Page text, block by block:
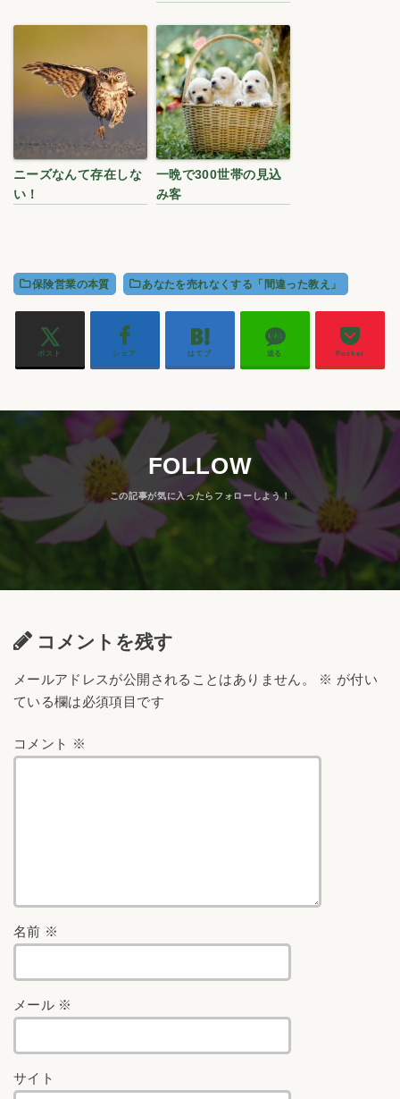
ニーズなんて存在しな
い！
一晩で300世帯の見込
み客
保険営業の本質 あなたを売れなくする「間違った教え」
ポスト シェア はてブ 送る Pocket
FOLLOW
コメントを残す
メールアドレスが公開されることはありません。 ※ が付い
ている欄は必須項目です
コメント ※
名前 ※
メール ※
サイト